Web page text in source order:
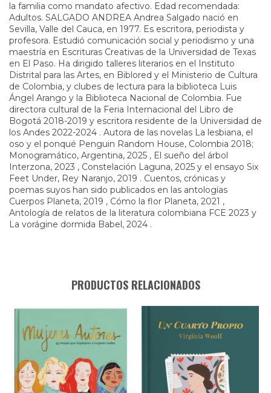
la familia como mandato afectivo. Edad recomendada:
Adultos. SALGADO ANDREA Andrea Salgado nació en
Sevilla, Valle del Cauca, en 1977. Es escritora, periodista y
profesora. Estudió comunicación social y periodismo y una
maestría en Escrituras Creativas de la Universidad de Texas
en El Paso. Ha dirigido talleres literarios en el Instituto
Distrital para las Artes, en Biblored y el Ministerio de Cultura
de Colombia, y clubes de lectura para la biblioteca Luis
Ángel Arango y la Biblioteca Nacional de Colombia. Fue
directora cultural de la Feria Internacional del Libro de
Bogotá 2018-2019 y escritora residente de la Universidad de
los Andes 2022-2024 . Autora de las novelas La lesbiana, el
oso y el ponqué Penguin Random House, Colombia 2018;
Monogramático, Argentina, 2025 , El sueño del árbol
Interzona, 2023 , Constelación Laguna, 2025 y el ensayo Six
Feet Under, Rey Naranjo, 2019 . Cuentos, crónicas y
poemas suyos han sido publicados en las antologías
Cuerpos Planeta, 2019 , Cómo la flor Planeta, 2021 ,
Antología de relatos de la literatura colombiana FCE 2023 y
La vorágine dormida Babel, 2024 .
PRODUCTOS RELACIONADOS